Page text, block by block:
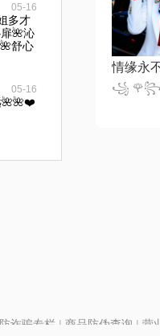
05-16
多才
🌺沁
舒心
05-16
🌺🌺❤️
情缘永
防诈骗专栏 | 商品防伪查询 | 营